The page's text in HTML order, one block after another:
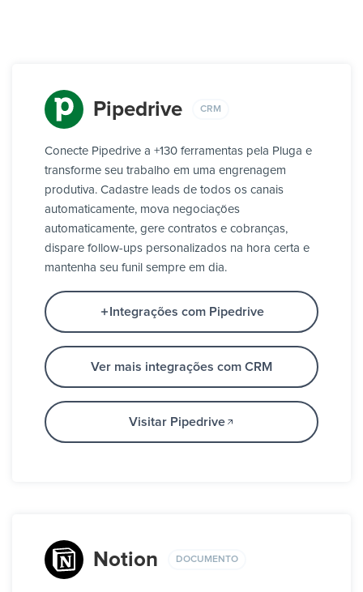
Pipedrive CRM
Conecte Pipedrive a +130 ferramentas pela Pluga e
transforme seu trabalho em uma engrenagem
produtiva. Cadastre leads de todos os canais
automaticamente, mova negociações
automaticamente, gere contratos e cobranças,
dispare follow-ups personalizados na hora certa e
mantenha seu funil sempre em dia.
Integrações com Pipedrive
Ver mais integrações com CRM
Visitar Pipedrive
Notion DOCUMENTO